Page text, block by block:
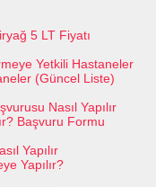
5 LT Fiyatı
(Güncel Liste)
Başvuru Formu
Yapılır?